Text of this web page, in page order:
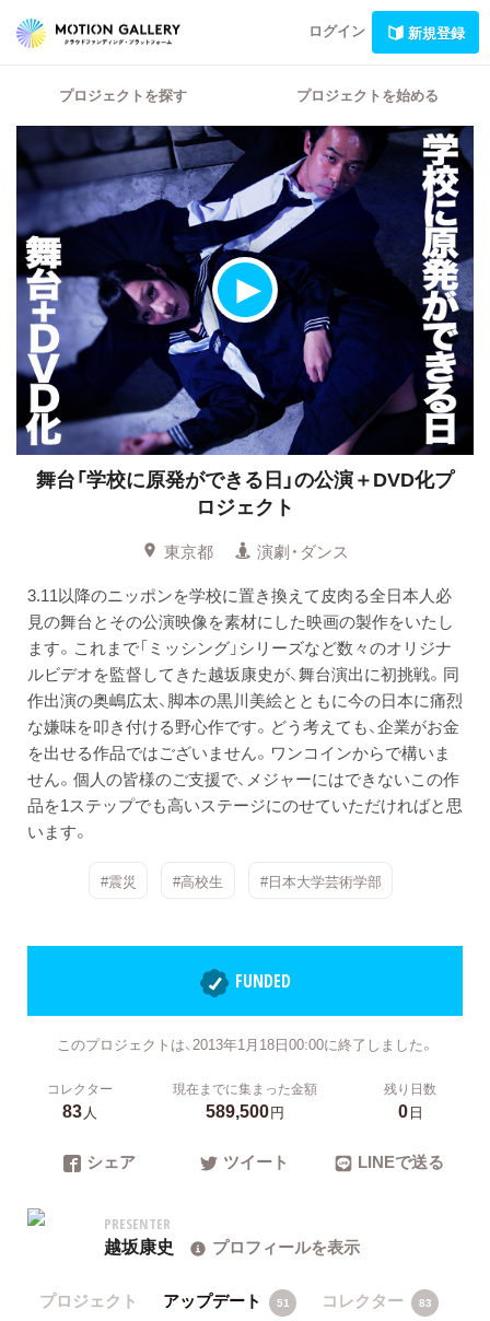
ログイン 新規登録
プロジェクトを探す プロジェクトを始める
舞台「学校に原発ができる日」の公演＋DVD化プ
ロジェクト
東京都
演劇・ダンス
3.11以降のニッポンを学校に置き換えて皮肉る全日本人必
見の舞台とその公演映像を素材にした映画の製作をいたし
ます。これまで「ミッシング」シリーズなど数々のオリジナ
ルビデオを監督してきた越坂康史が、舞台演出に初挑戦。同
作出演の奥嶋広太、脚本の黒川美絵とともに今の日本に痛烈
な嫌味を叩き付ける野心作です。どう考えても、企業がお金
を出せる作品ではございません。ワンコインからで構いま
せん。個人の皆様のご支援で、メジャーにはできないこの作
品を1ステップでも高いステージにのせていただければと思
います。
#震災 #高校生 #日本大学芸術学部
FUNDED
このプロジェクトは、2013年1月18日00:00に終了しました。
コレクター
83人
現在までに集まった金額
589,500円
残り日数
0日
シェア ツイート LINEで送る
PRESENTER
越坂康史 プロフィールを表示
プロジェクト アップデート 51 コレクター 83